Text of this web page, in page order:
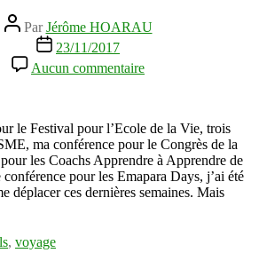
Auteur
de
l’article
ParJérôme HOARAU
Date
l’article
23/11/2017
Aucun commentaire
Une
pour
les
entrepreneurs
mobiles
:
le Festival pour l’Ecole de la Vie, trois
ma conférence pour le Congrès de la
les Coachs Apprendre à Apprendre de
pour les Emapara Days, j’ai été
déplacer ces dernières semaines. Mais
, voyage